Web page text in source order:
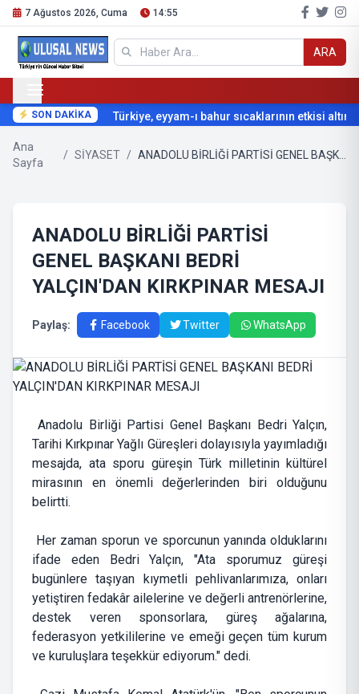
7 Ağustos 2026, Cuma 14:55
ARA
SON DAKİKA Türkiye, eyyam-ı bahur sıcaklarının etkisi altına
Ana
Sayfa
/ SİYASET / ANADOLU BİRLİĞİ PARTİSİ GENEL BAŞKANI BEDRİ YALÇIN'DAN KIRKPINAR MESAJI
ANADOLU BİRLİĞİ PARTİSİ
GENEL BAŞKANI BEDRİ
YALÇIN'DAN KIRKPINAR MESAJI
Paylaş: Facebook Twitter WhatsApp
Anadolu Birliği Partisi Genel Başkanı Bedri Yalçın,
Tarihi Kırkpınar Yağlı Güreşleri dolayısıyla yayımladığı
mesajda, ata sporu güreşin Türk milletinin kültürel
mirasının en önemli değerlerinden biri olduğunu
belirtti.
Her zaman sporun ve sporcunun yanında olduklarını
ifade eden Bedri Yalçın, "Ata sporumuz güreşi
bugünlere taşıyan kıymetli pehlivanlarımıza, onları
yetiştiren fedakâr ailelerine ve değerli antrenörlerine,
destek veren sponsorlara, güreş ağalarına,
federasyon yetkililerine ve emeği geçen tüm kurum
ve kuruluşlara teşekkür ediyorum." dedi.